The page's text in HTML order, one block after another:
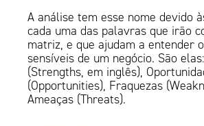
A análise tem esse nome devido
cada uma das palavras que irão
matriz, e que ajudam a entender
sensíveis de um negócio. São
(Strengths, em inglês),
(Opportunities), Fraquezas
Ameaças (Threats).